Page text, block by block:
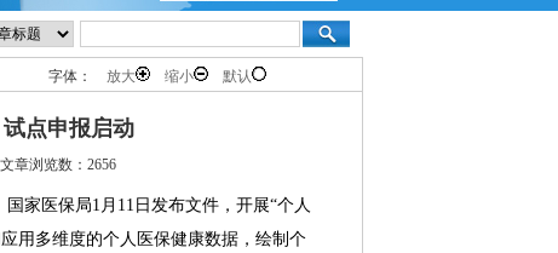
字体： 放大 缩小 默认
点申报启动
文章浏览数：2656
医保局1月11日发布文件，开展“个人
用多维度的个人医保健康数据，绘制个